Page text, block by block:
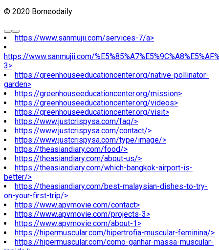
© 2020 Borneodaily
https://www.sanmujii.com/services-7/a>
https://www.sanmujii.com/
3>
https://greenhouseeducationcenter.org/native-pollinator-
garden>
https://greenhouseeducationcenter.org/mission>
https://greenhouseeducationcenter.org/videos>
https://greenhouseeducationcenter.org/visit>
https://www.justcrispysa.com/faq/>
https://www.justcrispysa.com/contact/>
https://www.justcrispysa.com/type/image/>
https://theasiandiary.com/food/>
https://theasiandiary.com/about-us/>
https://theasiandiary.com/which-bangkok-airport-is-
better/>
https://theasiandiary.com/best-malaysian-dishes-to-try-
on-your-first-trip/>
https://www.apvmovie.com/contact>
https://www.apvmovie.com/projects-3>
https://www.apvmovie.com/about-1>
https://hipermuscular.com/hipertrofia-muscular-feminina/>
https://hipermuscular.com/como-ganhar-massa-muscular-